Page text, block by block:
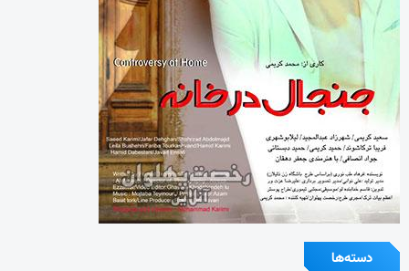
دسته‌ها